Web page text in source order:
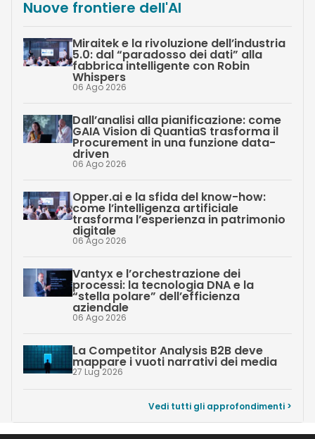
Nuove frontiere dell'AI
Miraitek e la rivoluzione dell’industria
5.0: dal “paradosso dei dati” alla
fabbrica intelligente con Robin
Whispers
06 Ago 2026
Dall’analisi alla pianificazione: come
GAIA Vision di QuantiaS trasforma il
Procurement in una funzione data-
driven
06 Ago 2026
Opper.ai e la sfida del know-how:
come l’intelligenza artificiale
trasforma l’esperienza in patrimonio
digitale
06 Ago 2026
Vantyx e l’orchestrazione dei
processi: la tecnologia DNA e la
“stella polare” dell’efficienza
aziendale
06 Ago 2026
La Competitor Analysis B2B deve
mappare i vuoti narrativi dei media
27 Lug 2026
Vedi tutti gli approfondimenti >